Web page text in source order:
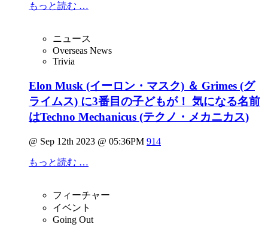
もっと読む …
ニュース
Overseas News
Trivia
Elon Musk (イーロン・マスク) ＆ Grimes (グ
ライムス) に3番目の子どもが！ 気になる名前
はTechno Mechanicus (テクノ・メカニカス)
@ Sep 12th 2023 @ 05:36PM 914
もっと読む …
フィーチャー
イベント
Going Out